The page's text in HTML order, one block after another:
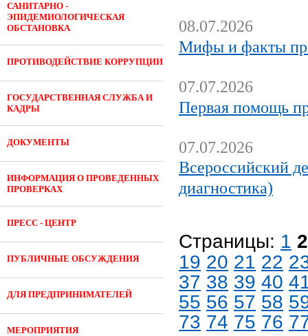
САНИТАРНО -
ЭПИДЕМИОЛОГИЧЕСКАЯ
ОБСТАНОВКА
ПРОТИВОДЕЙСТВИЕ КОРРУПЦИИ
ГОСУДАРСТВЕННАЯ СЛУЖБА И
КАДРЫ
ДОКУМЕНТЫ
ИНФОРМАЦИЯ О ПРОВЕДЕННЫХ
ПРОВЕРКАХ
ПРЕСС - ЦЕНТР
ПУБЛИЧНЫЕ ОБСУЖДЕНИЯ
ДЛЯ ПРЕДПРИНИМАТЕЛЕЙ
МЕРОПРИЯТИЯ
08.07.2026
Мифы и факты
07.07.2026
Первая помощь
07.07.2026
Всероссийский
диагностика)
Страницы: 1
19 20 21 22
37 38 39 40
55 56 57 58
73 74 75 76